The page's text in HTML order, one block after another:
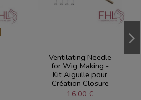
Ventilating Needle
for Wig Making -
Kit Aiguille pour
Création Closure
16,00 €